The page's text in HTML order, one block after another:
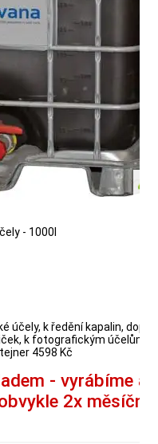
- 1000l
účely, k ředění kapalin,
k fotografickým účelům,
4598 Kč
- vyrábíme a
2x měsíčně